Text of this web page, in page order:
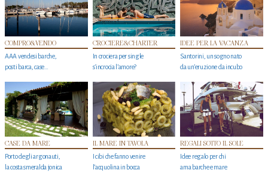
COMPRO&VENDO
AAA vendesi barche,
posti barca, case…
CROCIERE&CHARTER
In crociera per single
s'incrocia l’amore?
IDEE PER LA VACANZA
Santorini, un sogno nato
da un’eruzione da incubo
CASE DA MARE
Porto degli argonauti,
la costa smeralda jonica
IL MARE IN TAVOLA
I cibi che fanno venire
l’acquolina in bocca
REGALI SOTTO IL SOLE
Idee regalo per chi
ama barche e mare